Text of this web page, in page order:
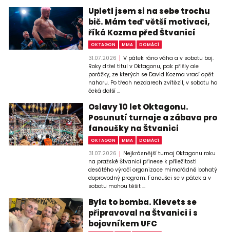
Upletl jsem si na sebe trochu
bič. Mám teď větší motivaci,
říká Kozma před Štvanicí
OKTAGON MMA DOMÁCÍ
31.07.2026
V pátek ráno váha a v sobotu boj.
Roky držel titul v Oktagonu, pak přišly ale
porážky, ze kterých se David Kozma vrací opět
nahoru. Po třech nezdarech zvítězil, v sobotu ho
čeká další ...
Oslavy 10 let Oktagonu.
Posunutí turnaje a zábava pro
fanoušky na Štvanici
OKTAGON MMA DOMÁCÍ
31.07.2026
Nejkrásnější turnaj Oktagonu roku
na pražské Štvanici přinese k příležitosti
desátého výročí organizace mimořádně bohatý
doprovodný program. Fanoušci se v pátek a v
sobotu mohou těšit ...
Byla to bomba. Klevets se
připravoval na Štvanici i s
bojovníkem UFC